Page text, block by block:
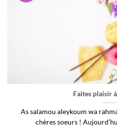
Faites plaisir
As salamou aleykoum wa
chères soeurs !